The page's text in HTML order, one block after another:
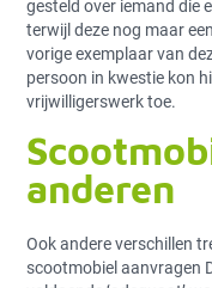
gesteld over iemand die
terwijl deze nog maar
vorige exemplaar van
persoon in kwestie kon
vrijwilligerswerk toe.
anderen
Ook andere verschillen
scootmobiel aanvragen